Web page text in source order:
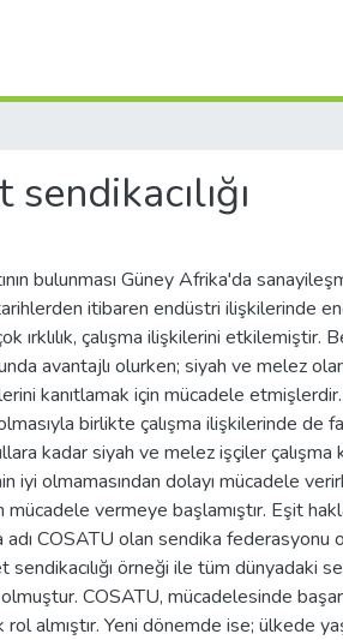
bulunması Güney Afrika'da
itibaren endüstri ilişkilerinde
ırklılık, çalışma ilişkilerini etkilemiştir.
avantajlı olurken; siyah ve melez
kanıtlamak için mücadele
birlikte çalışma ilişkilerinde de
kadar siyah ve melez işçiler çalışma
olmamasından dolayı mücadele
vermeye başlamıştır. Eşit
adı COSATU olan sendika federasyonu
örneği ile tüm dünyadaki
COSATU, mücadelesinde
almıştır. Yeni dönemde ise; ülkede